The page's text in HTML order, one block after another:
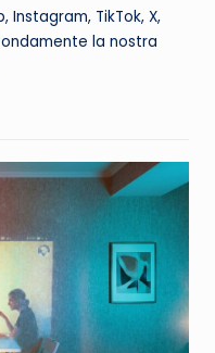
Instagram, TikTok, X,
la nostra